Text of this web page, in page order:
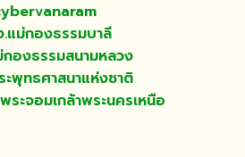
.แม่กองธรรมบาลี
องธรรมสนามหลวง
ะพุทธศาสนาแห่งชาติ
ระจอมเกล้าพระนครเหนือ